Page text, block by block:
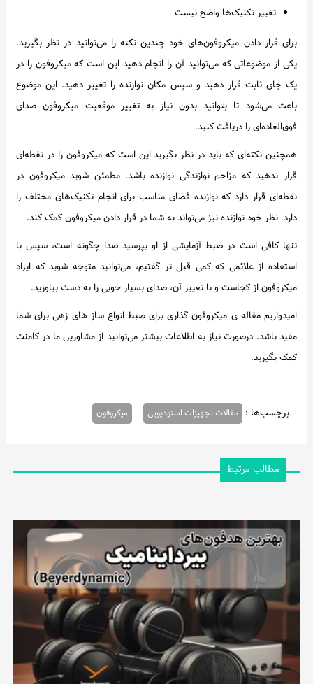
تغییر تکنیک‌ها واضح نیست
برای قرار دادن میکروفون‌های خود چندین نکته را می‌توانید در نظر بگیرید.
یکی از موضوعاتی که می‌توانید آن را انجام دهید این است که میکروفون را در
یک جای ثابت قرار دهید و سپس مکان نوازنده را تغییر دهید. این موضوع
باعث می‌شود تا بتوانید بدون نیاز به تغییر موقعیت میکروفون صدای
فوق‌العاده‌ای را دریافت کنید.
همچنین نکته‌ای که باید در نظر بگیرید این است که میکروفون را در نقطه‌ای
قرار ندهید که مزاحم نوازندگی نوازنده باشد. مطمئن شوید میکروفون در
نقطه‌ای قرار دارد که نوازنده فضای مناسب برای انجام تکنیک‌های مختلف را
دارد. نظر خود نوازنده نیز می‌تواند به شما در قرار دادن میکروفون کمک کند.
تنها کافی است در ضبط آزمایشی از او بپرسید صدا چگونه است، سپس با
استفاده از علائمی که کمی قبل تر گفتیم، می‌توانید متوجه شوید که ایراد
میکروفون از کجاست و با تغییر آن، صدای بسیار خوبی را به دست بیاورید.
امیدواریم مقاله ی میکروفون گذاری برای ضبط انواع ساز های زهی برای شما
مفید باشد. درصورت نیاز به اطلاعات بیشتر می‌توانید از مشاورین ما در کامنت
کمک بگیرید.
برچسب‌ها : مقالات تجهیزات استودیویی میکروفون
مطالب مرتبط